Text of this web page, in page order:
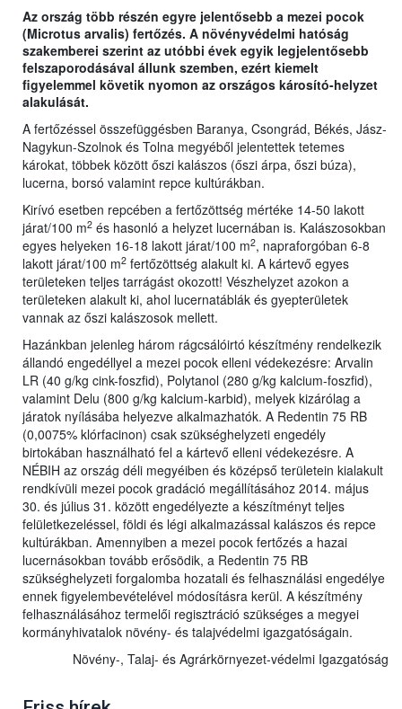
Az ország több részén egyre jelentősebb a mezei pocok
(Microtus arvalis) fertőzés. A növényvédelmi hatóság
szakemberei szerint az utóbbi évek egyik legjelentősebb
felszaporodásával állunk szemben, ezért kiemelt
figyelemmel követik nyomon az országos károsító-helyzet
alakulását.
A fertőzéssel összefüggésben Baranya, Csongrád, Békés, Jász-
Nagykun-Szolnok és Tolna megyéből jelentettek tetemes
károkat, többek között őszi kalászos (őszi árpa, őszi búza),
lucerna, borsó valamint repce kultúrákban.
Kirívó esetben repcében a fertőzöttség mértéke 14-50 lakott
járat/100 m2 és hasonló a helyzet lucernában is. Kalászosokban
egyes helyeken 16-18 lakott járat/100 m2, napraforgóban 6-8
lakott járat/100 m2 fertőzöttség alakult ki. A kártevő egyes
területeken teljes tarrágást okozott! Vészhelyzet azokon a
területeken alakult ki, ahol lucernatáblák és gyepterületek
vannak az őszi kalászosok mellett.
Hazánkban jelenleg három rágcsálóirtó készítmény rendelkezik
állandó engedéllyel a mezei pocok elleni védekezésre: Arvalin
LR (40 g/kg cink-foszfid), Polytanol (280 g/kg kalcium-foszfid),
valamint Delu (800 g/kg kalcium-karbid), melyek kizárólag a
járatok nyílásába helyezve alkalmazhatók. A Redentin 75 RB
(0,0075% klórfacinon) csak szükséghelyzeti engedély
birtokában használható fel a kártevő elleni védekezésre. A
NÉBIH az ország déli megyéiben és középső területein kialakult
rendkívüli mezei pocok gradáció megállításához 2014. május
30. és július 31. között engedélyezte a készítményt teljes
felületkezeléssel, földi és légi alkalmazással kalászos és repce
kultúrákban. Amennyiben a mezei pocok fertőzés a hazai
lucernásokban tovább erősödik, a Redentin 75 RB
szükséghelyzeti forgalomba hozatali és felhasználási engedélye
ennek figyelembevételével módosításra kerül. A készítmény
felhasználásához termelői regisztráció szükséges a megyei
kormányhivatalok növény- és talajvédelmi igazgatóságain.
Növény-, Talaj- és Agrárkörnyezet-védelmi Igazgatóság